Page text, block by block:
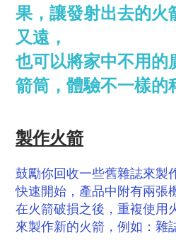
果，讓發射出去的火
又遠，
也可以將家中不用的
箭筒，體驗不一樣的
製作火箭
鼓勵你回收一些舊雜誌來製
快速開始，產品中附有兩張
在火箭破損之後，重複使用
來製作新的火箭，例如：雜